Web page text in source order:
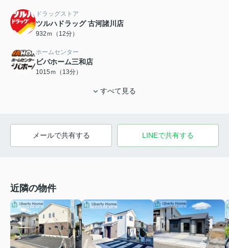
ドラッグストア
ツルハドラッグ 古河諸川店
932ｍ（12分）
ホームセンター
ビバホーム三和店
1015ｍ（13分）
すべて見る
メールで共有する LINEで共有する
近隣の物件